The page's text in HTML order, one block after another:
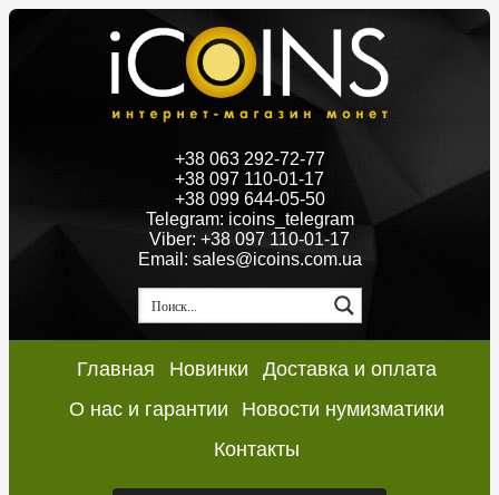
+38 063 292-72-77
+38 097 110-01-17
+38 099 644-05-50
Telegram: icoins_telegram
Viber: +38 097 110-01-17
Email: sales@icoins.com.ua
Главная Новинки
Доставка и оплата
О нас и гарантии
Новости нумизматики
Контакты